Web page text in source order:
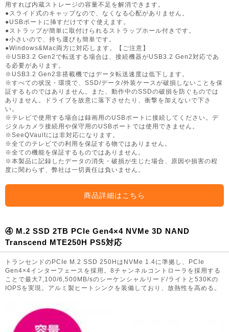
用すれば内蔵ストレージの容量不足を解消できます。
●スライド式のキャップなので、なくなる心配がありません。
●USBポートに挿すだけですぐ使えます。
●ストラップが簡単に取付けられるストラップホール付きです。
●小さいので、持ち運びも簡単です。
●Windows&Mac両方に対応します。【ご注意】
※USB3.2 Gen2で転送する場合は、接続機器がUSB3.2 Gen2対応であ
る必要があります。
※USB3.2 Gen2非搭載機ではデータ転送速度は低下します。
※すべての状況・環境で、SSD/データ/外装ケースが破損しないことを保
証するものではありません。また、動作中のSSDの破損を防ぐものでは
ありません。ドライブを故意に落下させたり、衝撃を加えないで下さ
い。
※テレビで使用する場合は録画用のUSBポートに接続してください。デ
ジタルカメラ接続用や保守用のUSBポートでは使用できません。
※SeeQVaultには非対応になります。
※全てのテレビでの利用を保証する物ではありません。
※全ての機能を保証するものではありません。
※本製品に記録したデータの消失・破損が生じた場合、原因や損害の程
度に関わらず、弊社は一切責任は負いません。
商品詳細はこちら
④ M.2 SSD 2TB PCIe Gen4×4 NVMe 3D NAND
Transcend MTE250H PS5対応
トランセンドのPCIe M.2 SSD 250HはNVMe 1.4に準拠し、PCIe
Gen4×4インターフェースを採用。8チャンネルコントローラを採用する
ことで最大7,100/6,500MB/sのシーケンシャルリード/ライトと530Kの
IOPSを実現。アルミ製ヒートシンクを装備しており、放熱性を高める。